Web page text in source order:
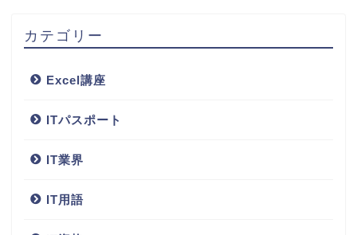
カテゴリー
Excel講座
ITパスポート
IT業界
IT用語